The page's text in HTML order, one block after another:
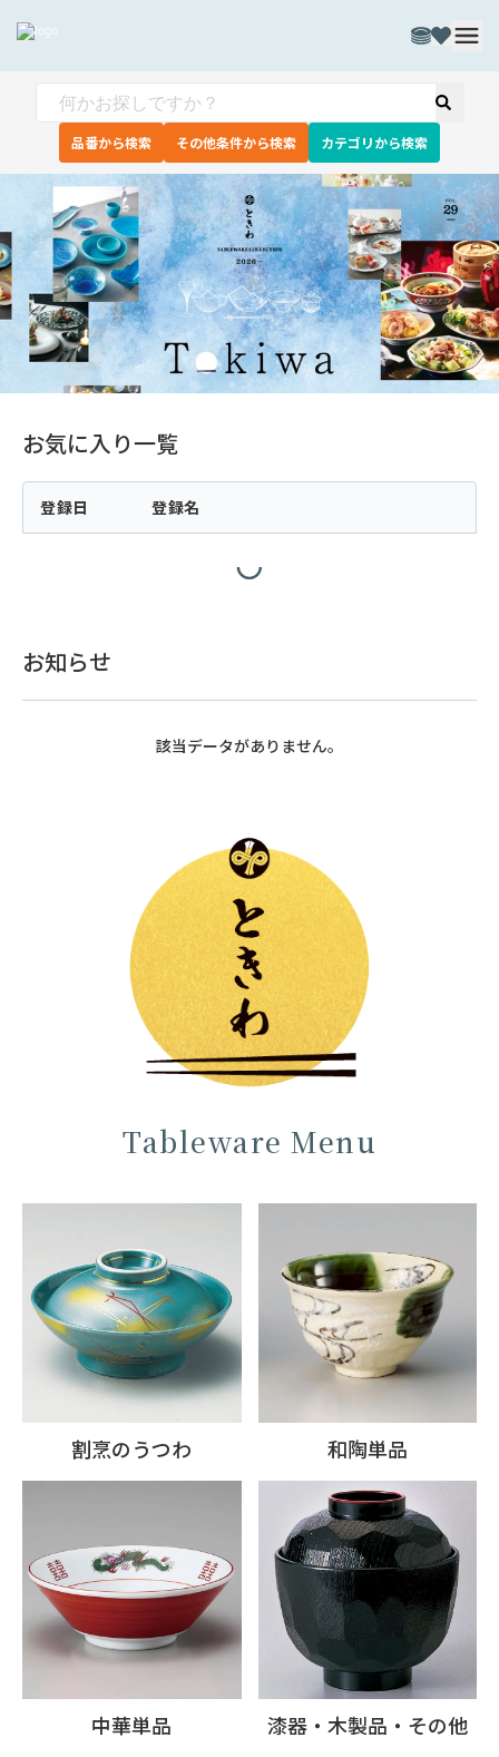
品番から検索 その他条件から検索 カテゴリから検索
お気に入り一覧
登録日 登録名
お知らせ
該当データがありません。
Tableware Menu
割烹のうつわ 和陶単品
中華単品 漆器・木製品・その他